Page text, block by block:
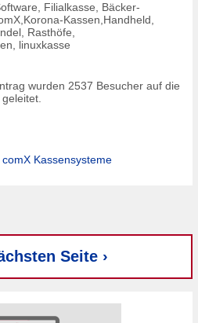
Filialkasse, Bäcker-
Kassen,Handheld,
Rasthöfe,
linuxkasse
wurden 2537 Besucher auf die
comX Kassensysteme
Seite ›